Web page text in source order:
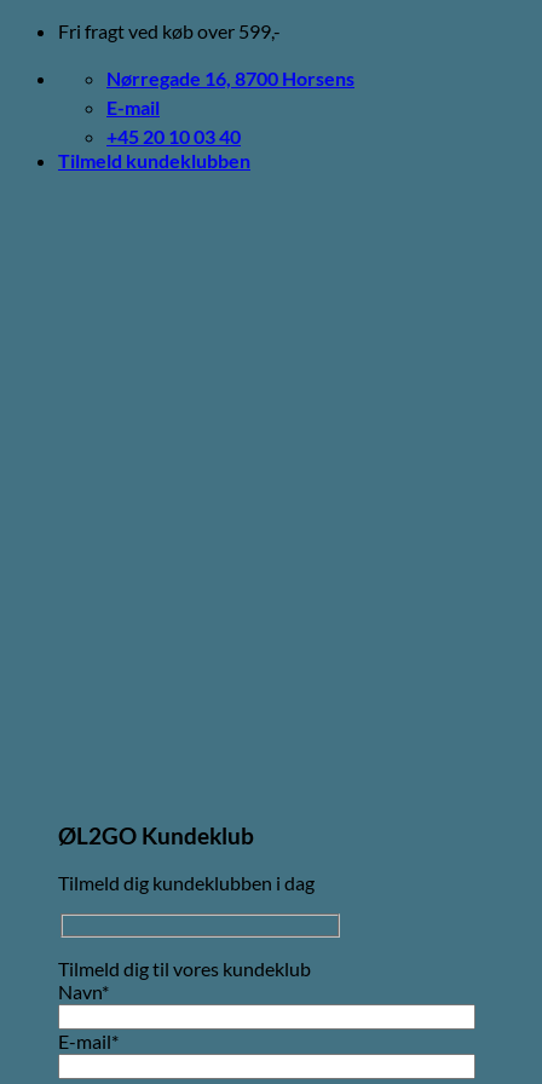
Fortsæt
indhold
Fri fragt ved køb over 599,-
Nørregade 16, 8700 Horsens
E-mail
+45 20 10 03 40
Tilmeld kundeklubben
ØL2GO Kundeklub
Tilmeld dig kundeklubben i dag
Tilmeld dig til vores kundeklub
Navn*
E-mail*